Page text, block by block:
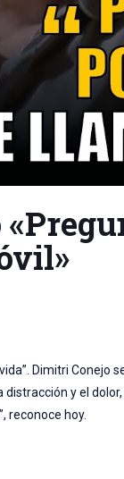
Dimitri Conejo
distracción y el
reconoce hoy.